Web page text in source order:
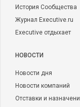
История Сообщества
Журнал Executive.ru
Executive отдыхает
НОВОСТИ
Новости дня
Новости компаний
Отставки и